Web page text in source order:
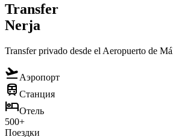
Transfer
Nerja
Transfer privado desde el Aeropuerto de
flight_takeoffАэропорт
train Станция
hotelОтель
500+
Поездки